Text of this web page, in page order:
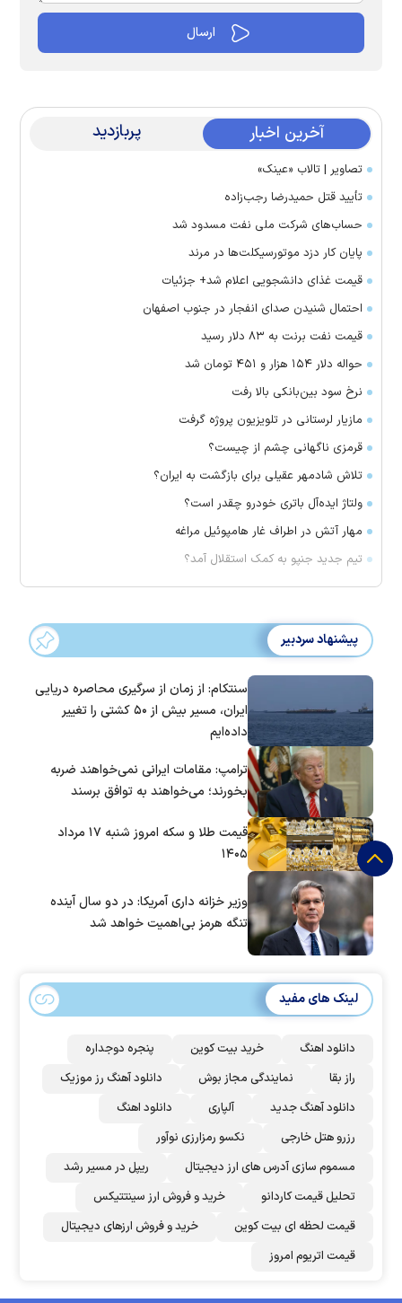
آخرین اخبار پربازدید
تصاویر | تالاب «عینک»
تأیید قتل حمیدرضا رجب‌زاده
حساب‌های شرکت ملی نفت مسدود شد
پایان کار دزد موتورسیکلت‌ها در مرند
قیمت غذای دانشجویی اعلام شد+ جزئیات
احتمال شنیدن صدای انفجار در جنوب اصفهان
قیمت نفت برنت به ۸۳ دلار رسید
حواله دلار ۱۵۴ هزار و ۴۵۱ تومان شد
نرخ سود بین‌بانکی بالا رفت
مازیار لرستانی در تلویزیون پروژه گرفت
قرمزی ناگهانی چشم از چیست؟
تلاش شادمهر عقیلی برای بازگشت به ایران؟
ولتاژ ایده‌آل باتری خودرو چقدر است؟
مهار آتش در اطراف غار هامپوئیل مراغه
تیم جدید جنپو به کمک استقلال آمد؟
پیشنهاد سردبیر
سنتکام: از زمان از سرگیری محاصره دریایی
ایران، مسیر بیش از ۵۰ کشتی را تغییر
داده‌ایم
ترامپ: مقامات ایرانی نمی‌خواهند ضربه
بخورند؛ می‌خواهند به توافق برسند
قیمت طلا و سکه امروز شنبه ۱۷ مرداد
۱۴۰۵
وزیر خزانه داری آمریکا: در دو سال آینده
تنگه هرمز بی‌اهمیت خواهد شد
لینک های مفید
دانلود اهنگ خرید بیت کوین
پنجره دوجداره
راز بقا
نمایندگی مجاز بوش
دانلود آهنگ رز‌ موزیک
دانلود آهنگ جدید
آلپاری
دانلود اهنگ
رزرو هتل خارجی
نکسو رمزارزی نوآور
مسموم سازی آدرس های ارز دیجیتال
ریپل در مسیر رشد
تحلیل قیمت کاردانو
خرید و فروش ارز سینتتیکس
قیمت لحظه ای بیت کوین
خرید و فروش ارزهای دیجیتال
قیمت اتریوم امروز